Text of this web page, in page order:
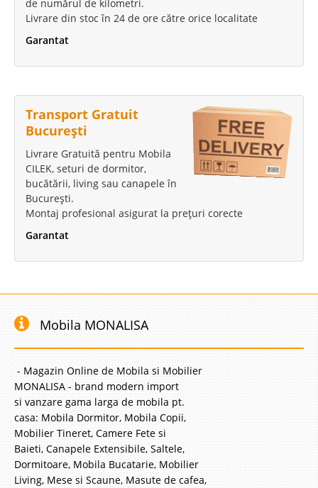
de numărul de kilometri.
Livrare din stoc în 24 de ore către orice localitate
Garantat
Transport Gratuit
București
Livrare Gratuită pentru Mobila
CILEK, seturi de dormitor,
bucătării, living sau canapele în
București.
Montaj profesional asigurat la prețuri corecte
Garantat
Mobila MONALISA
- Magazin Online de Mobila si Mobilier
MONALISA - brand modern import
si vanzare gama larga de mobila pt.
casa: Mobila Dormitor, Mobila Copii,
Mobilier Tineret, Camere Fete si
Baieti, Canapele Extensibile, Saltele,
Dormitoare, Mobila Bucatarie, Mobilier
Living, Mese si Scaune, Masute de cafea,